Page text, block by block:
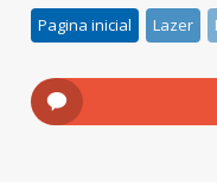
Pagina inicial Lazer